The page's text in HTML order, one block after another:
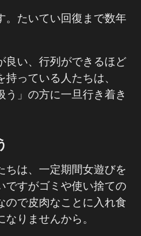
。たいてい回復まで数年
良い、行列ができるほど
っている人たちは、
う」の方に一旦行き着き
ちは、一定期間女遊びを
ですがゴミや使い捨ての
ので皮肉なことに入れ食
りませんから。